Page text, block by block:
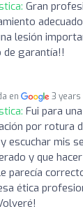
Gran
lesión
de garantía!!
en 3 years
Fui para
por rotura
escuchar mis
y que
parecía
ética